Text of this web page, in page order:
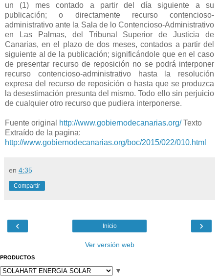
un (1) mes contado a partir del día siguiente a su
publicación; o directamente recurso contencioso-
administrativo ante la Sala de lo Contencioso-Administrativo
en Las Palmas, del Tribunal Superior de Justicia de
Canarias, en el plazo de dos meses, contados a partir del
siguiente al de la publicación; significándole que en el caso
de presentar recurso de reposición no se podrá interponer
recurso contencioso-administrativo hasta la resolución
expresa del recurso de reposición o hasta que se produzca
la desestimación presunta del mismo. Todo ello sin perjuicio
de cualquier otro recurso que pudiera interponerse.
Fuente original http://www.gobiernodecanarias.org/Texto
Extraído de la pagina:
http://www.gobiernodecanarias.org/boc/2015/022/010.html
en 4:35
Compartir
‹ ›
Inicio
Ver versión web
PRODUCTOS
▼